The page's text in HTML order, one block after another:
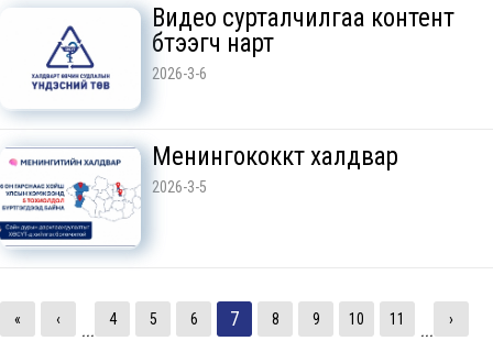
Видео сурталчилгаа контент
бүтээгч нарт
2026-3-6
Менингококкт халдвар
2026-3-5
« ‹
...
4 5 6 7 8 9 10 11
...
›